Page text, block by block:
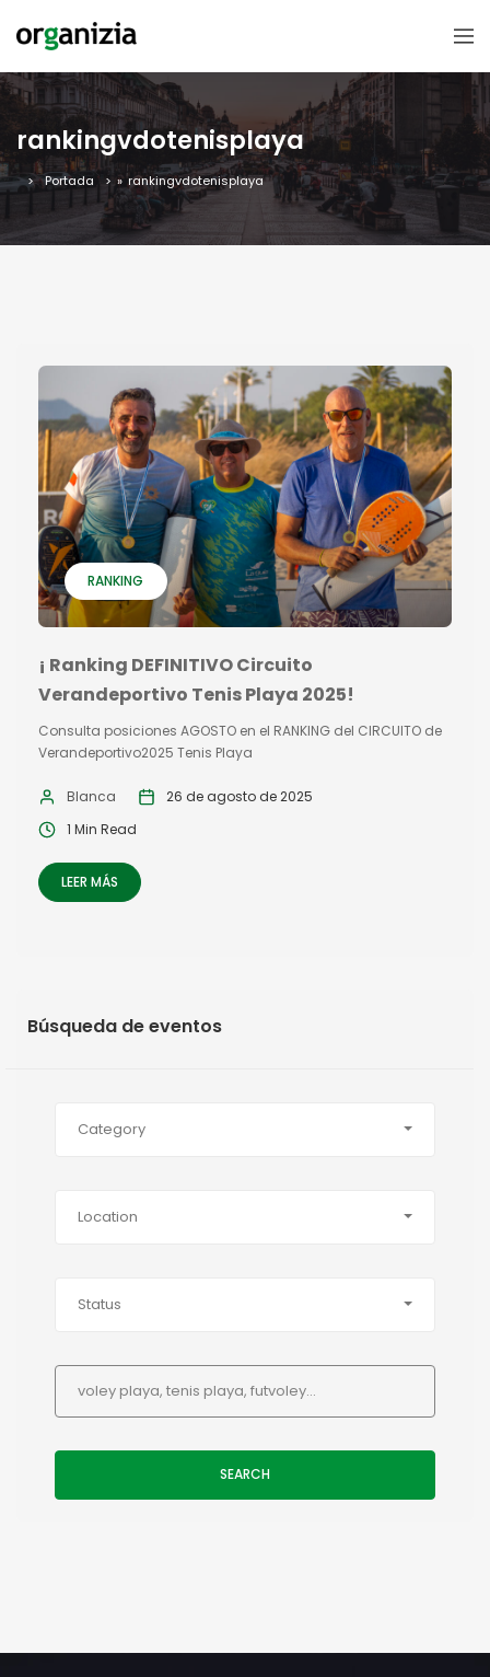
rankingvdotenisplaya
Portada » rankingvdotenisplaya
RANKING
¡ Ranking DEFINITIVO Circuito
Verandeportivo Tenis Playa 2025!
Consulta posiciones AGOSTO en el RANKING del CIRCUITO de
Verandeportivo2025 Tenis Playa
Blanca
26 de agosto de 2025
1 Min Read
LEER MÁS
Búsqueda de eventos
Category
Location
Status
SEARCH